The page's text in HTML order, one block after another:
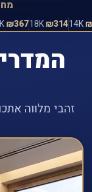
18K₪31414K₪244
זהבי מלווה